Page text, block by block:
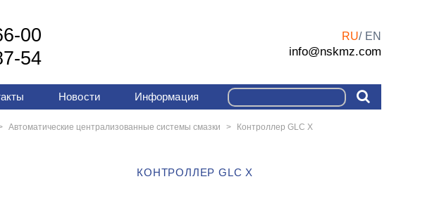
00
54
RU EN
info@nskmz.com
Новости Информация
Автоматические централизованные системы смазки > Контроллер GLC X
КОНТРОЛЛЕР GLC X